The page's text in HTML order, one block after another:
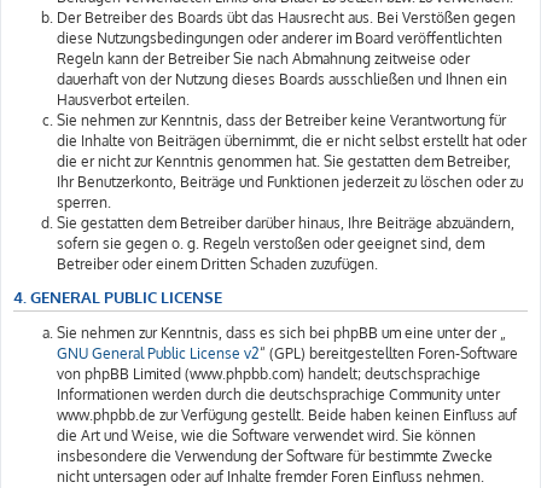
Der Betreiber des Boards übt das Hausrecht aus. Bei Verstößen gegen
diese Nutzungsbedingungen oder anderer im Board veröffentlichten
Regeln kann der Betreiber Sie nach Abmahnung zeitweise oder
dauerhaft von der Nutzung dieses Boards ausschließen und Ihnen ein
Hausverbot erteilen.
Sie nehmen zur Kenntnis, dass der Betreiber keine Verantwortung für
die Inhalte von Beiträgen übernimmt, die er nicht selbst erstellt hat oder
die er nicht zur Kenntnis genommen hat. Sie gestatten dem Betreiber,
Ihr Benutzerkonto, Beiträge und Funktionen jederzeit zu löschen oder zu
sperren.
Sie gestatten dem Betreiber darüber hinaus, Ihre Beiträge abzuändern,
sofern sie gegen o. g. Regeln verstoßen oder geeignet sind, dem
Betreiber oder einem Dritten Schaden zuzufügen.
4. GENERAL PUBLIC LICENSE
Sie nehmen zur Kenntnis, dass es sich bei phpBB um eine unter der „
GNU General Public License v2“ (GPL) bereitgestellten Foren-Software
von phpBB Limited (www.phpbb.com) handelt; deutschsprachige
Informationen werden durch die deutschsprachige Community unter
www.phpbb.de zur Verfügung gestellt. Beide haben keinen Einfluss auf
die Art und Weise, wie die Software verwendet wird. Sie können
insbesondere die Verwendung der Software für bestimmte Zwecke
nicht untersagen oder auf Inhalte fremder Foren Einfluss nehmen.